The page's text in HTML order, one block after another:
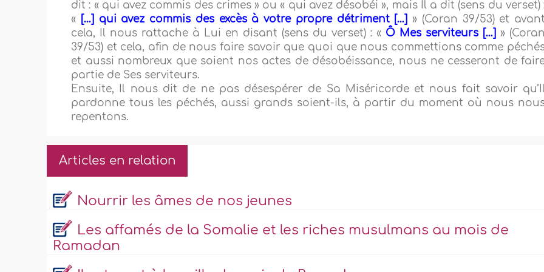
dit : « qui avez commis des crimes » ou « qui avez désobéi », mais Il a dit (sens du verset)
«
[…] qui avez commis des excès à votre propre détriment […]» (Coran 39/53) et avant
cela, Il nous rattache à Lui en disant (sens du verset) : « Ô Mes serviteurs […]» (Coran
39/53) et cela, afin de nous faire savoir que quoi que nous commettions comme
et aussi nombreux que soient nos actes de désobéissance, nous ne cesseront de
partie de Ses serviteurs.
Ensuite, Il nous dit de ne pas désespérer de Sa Miséricorde et nous fait savoir
pardonne tous les péchés, aussi grands soient-ils, à partir du moment où nous
repentons.
Articles en relation
Nourrir les âmes de nos jeunes
Les affamés de la Somalie et les riches musulmans au mois de
Ramadan